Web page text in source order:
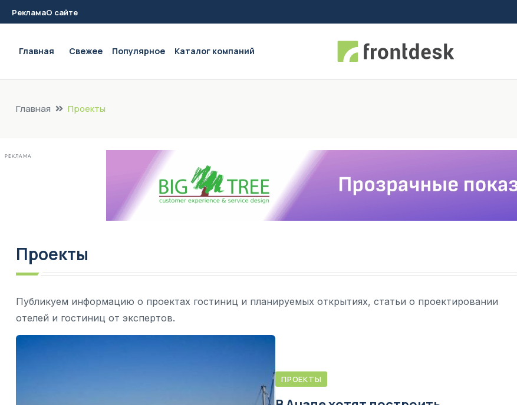
РекламаО сайте
Главная Свежее Популярное Каталог компаний
Главная Проекты
РЕКЛАМА
Проекты
Публикуем информацию о проектах гостиниц и планируемых открытиях, статьи о проектировании
отелей и гостиниц от экспертов.
ПРОЕКТЫ